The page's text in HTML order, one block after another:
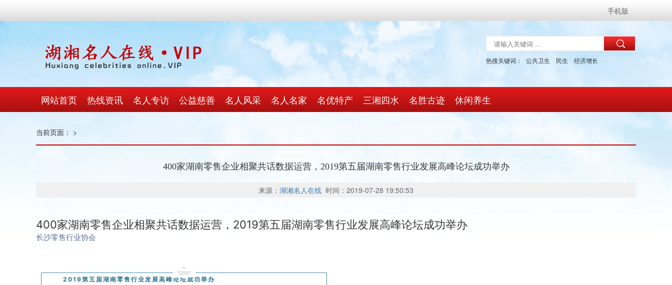
手机版
热搜关键词： 公共卫生 民生 经济增长
网站首页 热线资讯 名人专访 公益慈善 名人风采 名人名家 名优特产 三湘四水 名胜古迹 休闲养生
当前页面： >
400家湖南零售企业相聚共话数据运营，2019第五届湖南零售行业发展高峰论坛成功举办
来源： 湖湘名人在线 时间：2019-07-28 19:50:53
400家湖南零售企业相聚共话数据运营，2019第五届湖南零售行业发展高峰论坛成功举办
长沙零售行业协会
2019第五届湖南零售行业发展高峰论坛成功举办